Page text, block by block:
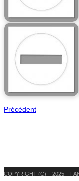
Précédent
COPYRIGHT (C) – 2025 –